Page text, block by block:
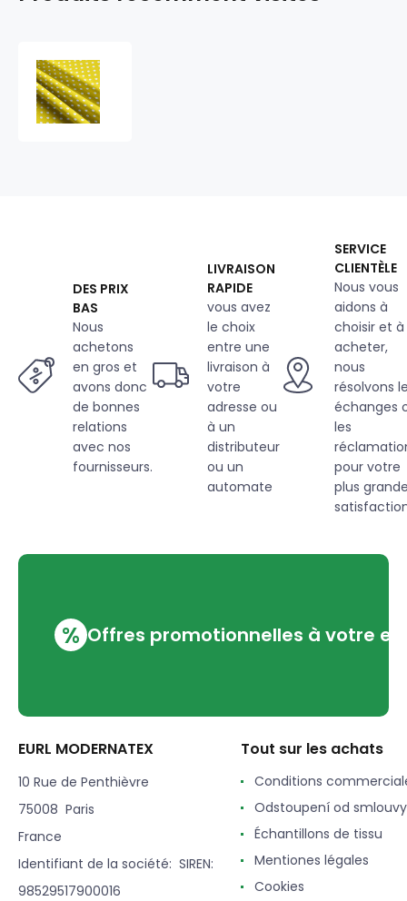
DES PRIX
BAS
Nous
achetons
en gros et
avons donc
de bonnes
relations
avec nos
fournisseurs.
LIVRAISON
RAPIDE
vous avez
le choix
entre une
livraison à
votre
adresse ou
à un
distributeur
ou un
automate
SERVICE
CLIENTÈLE
Nous vous
aidons à
choisir et à
acheter,
nous
résolvons
échanges
les
pour votre
plus
% Offres promotionnelles à votre
EURL MODERNATEX
10 Rue de Penthièvre
75008 Paris
France
Identifiant de la société: SIREN:
98529517900016
Tout sur les achats
Conditions
Odstoupení od smlouvy
Échantillons de tissu
Mentiones légales
Cookies